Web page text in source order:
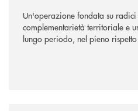
Un'operazione fondata su
complementarietà territoriale e
lungo periodo, nel pieno
negoziazione esclusiva per la